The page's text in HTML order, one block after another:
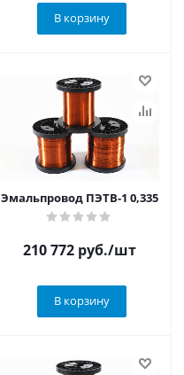
В корзину
Эмальпровод ПЭТВ-1 0,335
210 772руб./шт
В корзину